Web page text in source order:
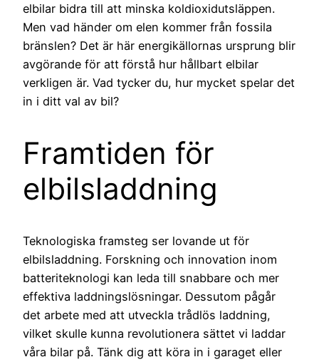
elbilar bidra till att minska koldioxidutsläppen.
Men vad händer om elen kommer från fossila
bränslen? Det är här energikällornas ursprung blir
avgörande för att förstå hur hållbart elbilar
verkligen är. Vad tycker du, hur mycket spelar det
in i ditt val av bil?
Framtiden för
elbilsladdning
Teknologiska framsteg ser lovande ut för
elbilsladdning. Forskning och innovation inom
batteriteknologi kan leda till snabbare och mer
effektiva laddningslösningar. Dessutom pågår
det arbete med att utveckla trådlös laddning,
vilket skulle kunna revolutionera sättet vi laddar
våra bilar på. Tänk dig att köra in i garaget eller